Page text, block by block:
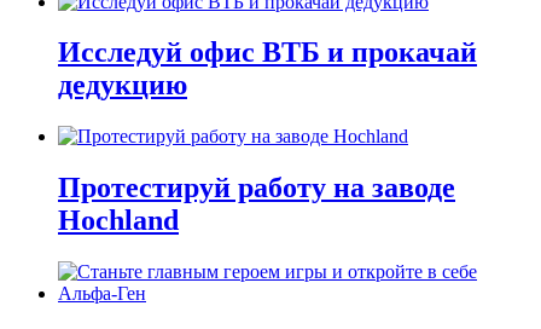
Исследуй офис ВТБ и прокачай
дедукцию
Протестируй работу на заводе
Hochland